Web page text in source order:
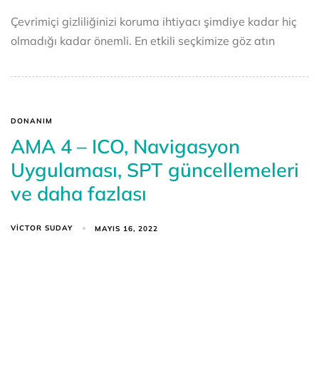
Çevrimiçi gizliliğinizi koruma ihtiyacı şimdiye kadar hiç
olmadığı kadar önemli. En etkili seçkimize göz atın
DONANIM
AMA 4 – ICO, Navigasyon
Uygulaması, SPT güncellemeleri
ve daha fazlası
VICTOR SUDAY MAYIS 16, 2022